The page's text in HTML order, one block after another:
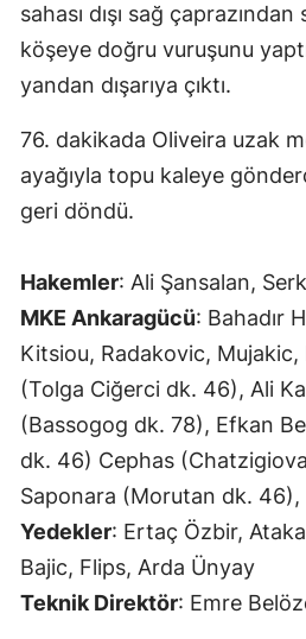
sahası dışı sağ
köşeye doğru vuruşunu
yandan dışarıya çıktı.
76. dakikada Oliveira uzak
ayağıyla topu kaleye
geri döndü.
Hakemler: Ali Şansalan,
MKE Ankaragücü: Bahadır
Kitsiou, Radakovic, Mujakic,
(Tolga Ciğerci dk. 46), Ali
(Bassogog dk. 78), Efkan
dk. 46) Cephas
Saponara (Morutan dk. 46),
Yedekler: Ertaç Özbir,
Bajic, Flips, Arda Ünyay
Teknik Direktör: Emre